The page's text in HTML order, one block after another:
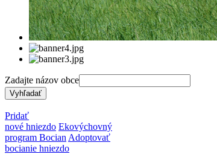
Zadajte názov obce
Pridať
nové hniezdo Ekovýchovný
program Bocian Adoptovať
bocianie hniezdo